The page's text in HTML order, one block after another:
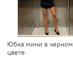
Юбка мини в черном
цвете